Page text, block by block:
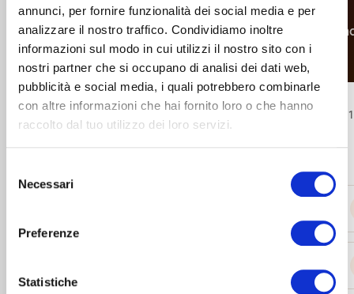
annunci, per fornire funzionalità dei social media e per
analizzare il nostro traffico. Condividiamo inoltre
informazioni sul modo in cui utilizzi il nostro sito con i
nostri partner che si occupano di analisi dei dati web,
pubblicità e social media, i quali potrebbero combinarle
con altre informazioni che hai fornito loro o che hanno
raccolto dal tuo utilizzo dei loro servizi.
delNecessari
Preferenze
Statistiche
Beantworte 15 Fragen. Am Ende erhältst du ein
Zusammenfassungsprofil und ein empfohlenes
mit Dosierung und empfohlenen Mindestzeiten.
Frage